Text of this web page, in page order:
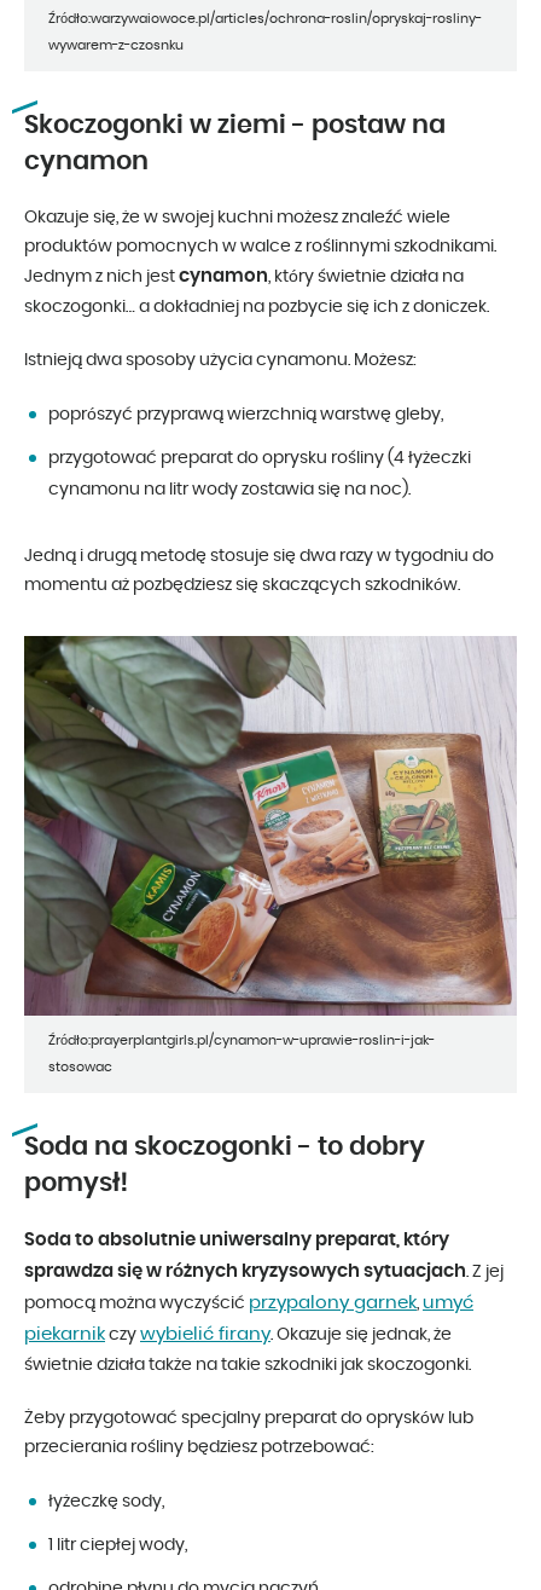
Źródło:warzywaiowoce.pl/articles/ochrona-roslin/opryskaj-rosliny-
wywarem-z-czosnku
Skoczogonki w ziemi - postaw na
cynamon
Okazuje się, że w swojej kuchni możesz znaleźć wiele
produktów pomocnych w walce z roślinnymi szkodnikami.
Jednym z nich jest cynamon , który świetnie działa na
skoczogonki… a dokładniej na pozbycie się ich z doniczek.
Istnieją dwa sposoby użycia cynamonu. Możesz:
poprószyć przyprawą wierzchnią warstwę gleby,
przygotować preparat do oprysku rośliny (4 łyżeczki
cynamonu na litr wody zostawia się na noc).
Jedną i drugą metodę stosuje się dwa razy w tygodniu do
momentu aż pozbędziesz się skaczących szkodników.
Źródło:prayerplantgirls.pl/cynamon-w-uprawie-roslin-i-jak-
stosowac
Soda na skoczogonki - to dobry
pomysł!
Soda to absolutnie uniwersalny preparat, który
sprawdza się w różnych kryzysowych sytuacjach. Z jej
pomocą można wyczyścić przypalony garnek, umyć
piekarnik czy wybielić firany. Okazuje się jednak, że
świetnie działa także na takie szkodniki jak skoczogonki.
Żeby przygotować specjalny preparat do oprysków lub
przecierania rośliny będziesz potrzebować:
łyżeczkę sody,
1 litr ciepłej wody,